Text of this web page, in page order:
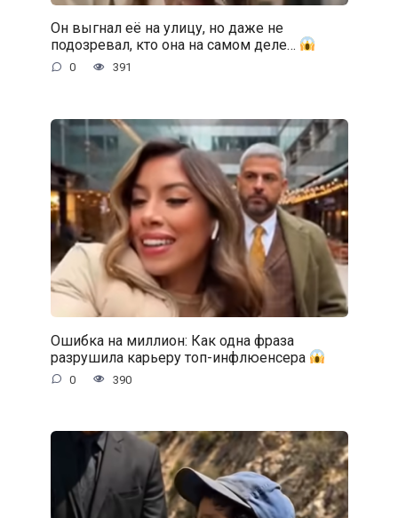
Он выгнал её на улицу, но даже не
подозревал, кто она на самом деле…
0 391
Ошибка на миллион: Как одна фраза
разрушила карьеру топ-инфлюенсера
0 390